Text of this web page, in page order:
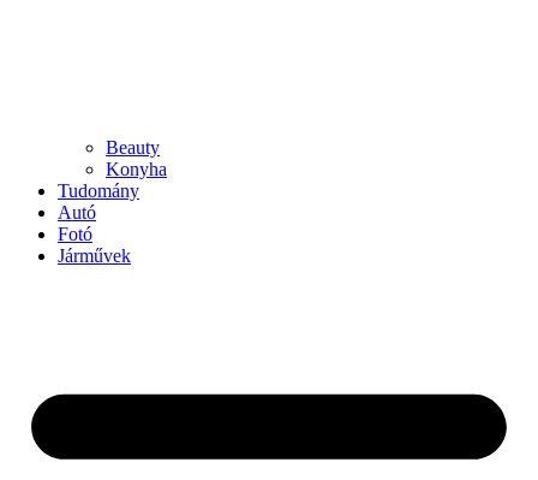
Beauty
Konyha
Tudomány
Autó
Fotó
Járművek